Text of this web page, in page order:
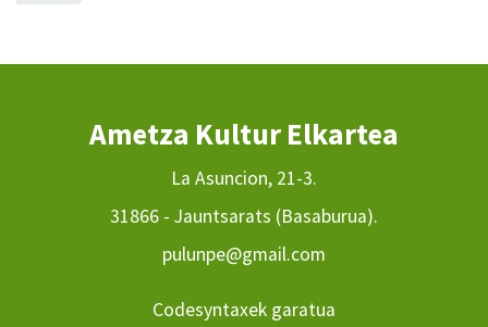
Ametza Kultur Elkartea
La Asuncion, 21-3.
31866 - Jauntsarats (Basaburua).
pulunpe@gmail.com
Codesyntaxek garatua